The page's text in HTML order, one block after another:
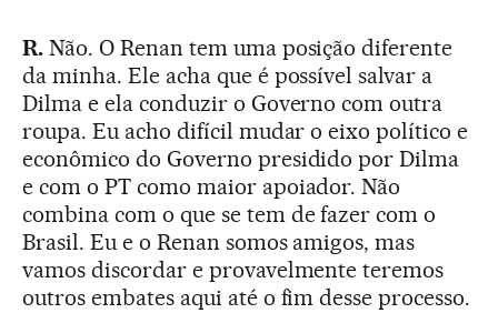
R. Não. O Renan tem uma posição diferente
da minha. Ele acha que é possível salvar a
Dilma e ela conduzir o Governo com outra
roupa. Eu acho difícil mudar o eixo político e
econômico do Governo presidido por Dilma
e com o PT como maior apoiador. Não
combina com o que se tem de fazer com o
Brasil. Eu e o Renan somos amigos, mas
vamos discordar e provavelmente teremos
outros embates aqui até o fim desse processo.